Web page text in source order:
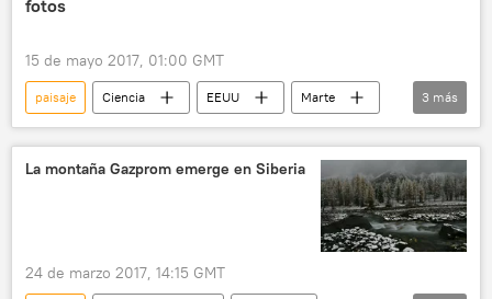
fotos
15 de mayo 2017, 01:00 GMT
paisaje Ciencia EEUU
Marte
Tierra
NASA noticias
3 más
La montaña Gazprom emerge en Siberia
24 de marzo 2017, 14:15 GMT